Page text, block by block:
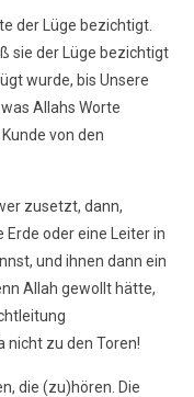
der Lüge bezichtigt.
sie der Lüge bezichtigt
wurde, bis Unsere
Allahs Worte
von den
zusetzt, dann,
Erde oder eine Leiter in
und ihnen dann ein
Allah gewollt hätte,
nicht zu den Toren!
die (zu)hören. Die